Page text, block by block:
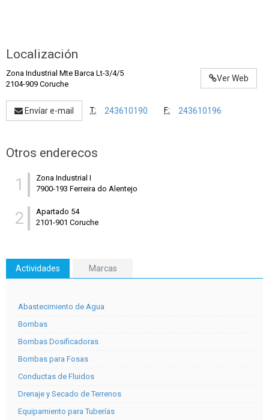
Localización
Ver Web
Zona Industrial Mte Barca Lt-3/4/5
2104-909 Coruche
Envíar e-mail T: 243610190 F: 243610196
Otros enderecos
1
Zona Industrial I
7900-193 Ferreira do Alentejo
2
Apartado 54
2101-901 Coruche
Actividades Marcas
Abastecimiento de Agua
Bombas
Bombas Dosificadoras
Bombas para Fosas
Conductas de Fluidos
Drenaje y Secado de Terrenos
Equipamiento para Tuberías